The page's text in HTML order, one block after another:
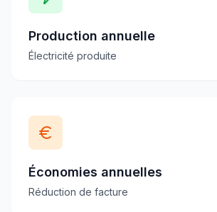
Production annuelle
Électricité produite
Économies annuelles
Réduction de facture